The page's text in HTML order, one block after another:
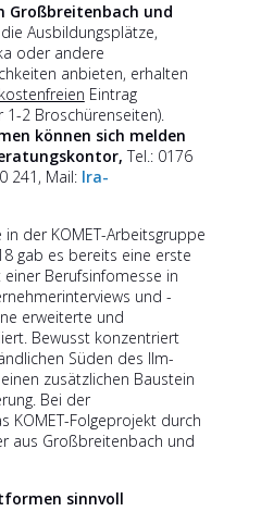
Großbreitenbach und
Ausbildungsplätze,
oder andere
anbieten, erhalten
kostenfreien Eintrag
2 Broschürenseiten).
können sich melden
Tel.: 0176
241, Mail: lra-
der KOMET-Arbeitsgruppe
gab es bereits eine erste
Berufsinfomesse in
und -
erweiterte und
Bewusst konzentriert
Süden des Ilm-
zusätzlichen Baustein
Bei der
KOMET-Folgeprojekt durch
aus Großbreitenbach und
sinnvoll